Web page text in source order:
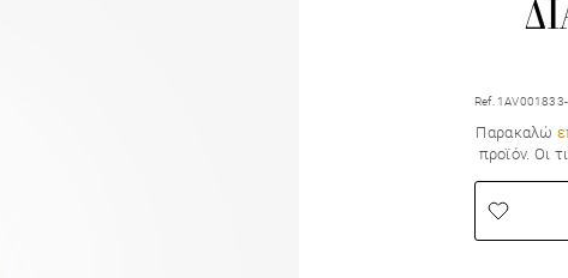
Ref.
Παρακαλώ
προϊόν. Οι